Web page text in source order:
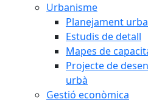
Urbanisme
Planejament
Estudis de detall
Mapes de
Projecte de
urbà
Gestió econòmica